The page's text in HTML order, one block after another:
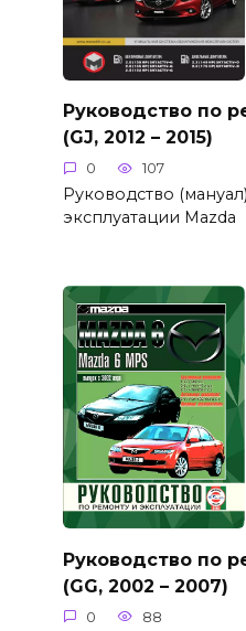
Руководство по
(GJ, 2012 – 2015)
0 107
Руководство
эксплуатации Mazda
Руководство по
(GG, 2002 – 2007)
0 88